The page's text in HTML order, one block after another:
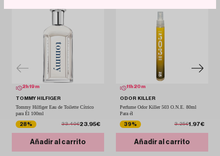
2 h19 m
TOMMY HILFIGER
Tommy Hilfiger Eau de Toilette Cítrico
para Él 100ml
28%
33.40€23.95€
Añadir al carrito
11 h 20 m
ODOR KILLER
Perfume Odor Killer 503 O.N.E. 80ml
Para él
39%
3.25€1.97€
Añadir al carrito